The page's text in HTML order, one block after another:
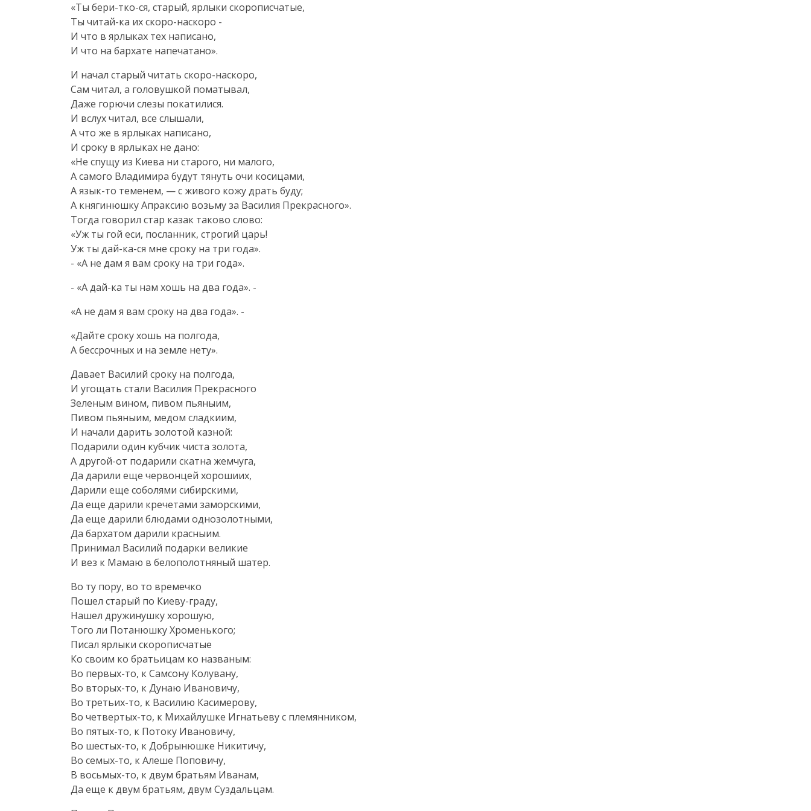
«Ты бери-тко-ся, старый, ярлыки скорописчатые,
Ты читай-ка ихскоро-наскоро -
И что в ярлыках тех написано,
И что на бархате напечатано».
И начал старый читать скоро-наскоро,
Сам читал, а головушкой поматывал,
Даже горючи слезы покатилися.
И вслух читал, все слышали,
А что же в ярлыках написано,
И сроку в ярлыках не дано:
«Не спущу из Киева ни старого, ни малого,
А самого Владимира будут тянуть очи косицами,
Аязык-то теменем, — с живого кожу драть буду;
А княгинюшку Апраксию возьму за Василия Прекрасного».
Тогда говорил стар казак таково слово:
«Уж ты гой еси, посланник, строгий царь!
Уж ты дай-ка-ся мне сроку на три года».
- «А не дам я вам сроку на три года».
- «Адай-ка ты нам хошь на два года». -
«А не дам я вам сроку на два года». -
«Дайте сроку хошь на полгода,
А бессрочных и на земле нету».
Давает Василий сроку на полгода,
И угощать стали Василия Прекрасного
Зеленым вином, пивом пьяныим,
Пивом пьяныим, медом сладкиим,
И начали дарить золотой казной:
Подарили один кубчик чиста золота,
Адругой-от подарили скатна жемчуга,
Да дарили еще червонцей хорошиих,
Дарили еще соболями сибирскими,
Да еще дарили кречетами заморскими,
Да еще дарили блюдами однозолотными,
Да бархатом дарили красныим.
Принимал Василий подарки великие
И вез к Мамаю в белополотняный шатер.
Во ту пору, во то времечко
Пошел старый по Киеву-граду,
Нашел дружинушку хорошую,
Того ли Потанюшку Хроменького;
Писал ярлыки скорописчатые
Ко своим ко братьицам ко названым:
Во первых-то, к Самсону Колувану,
Во вторых-то, к Дунаю Ивановичу,
Во третьих-то, к Василию Касимерову,
Во четвертых-то, к Михайлушке Игнатьеву с племянником,
Во пятых-то, к Потоку Ивановичу,
Во шестых-то, к Добрынюшке Никитичу,
Во семых-то, к Алеше Поповичу,
В восьмых-то, к двум братьям Иванам,
Да еще к двум братьям, двум Суздальцам.